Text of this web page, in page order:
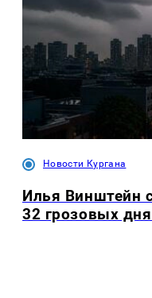
Новости Кургана
Илья Винштейн
32 грозовых